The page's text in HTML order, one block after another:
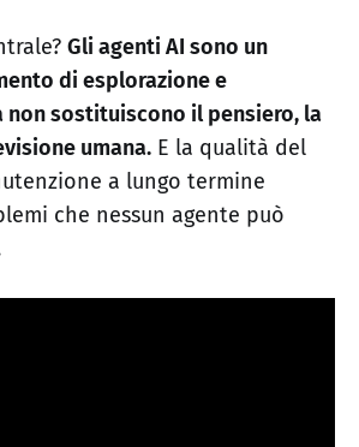
Gli agenti AI sono un
di esplorazione e
sostituiscono il pensiero, la
umana. E la qualità del
a lungo termine
che nessun agente può